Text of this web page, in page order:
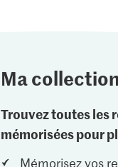
Ma collection
Trouvez toutes les
mémorisées pour
Mémorisez vos